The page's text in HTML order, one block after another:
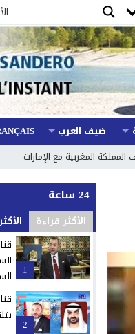
الأحد 9
ضيف العرب
المغربية مع الإمارات
24 ساعة
الأكثر قراءة
1
2